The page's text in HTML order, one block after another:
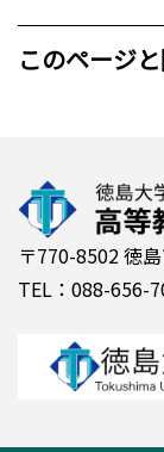
このページ
〒770-8502 徳
TEL：088-656-